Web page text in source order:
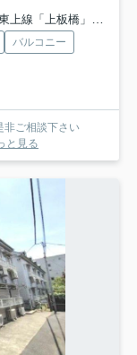
線「上板橋」駅 徒歩16分
バルコニー
非ご相談下さい
と見る